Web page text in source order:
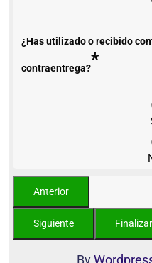
¿Has utilizado o recibido
contraentrega?*
By